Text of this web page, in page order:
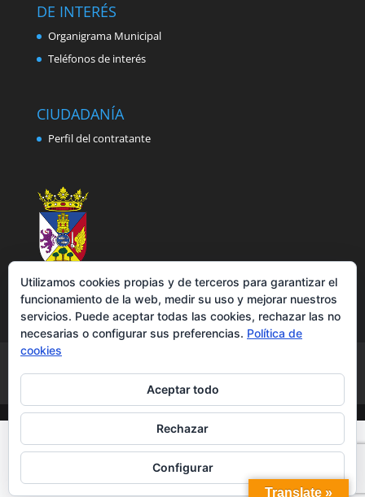
DE INTERÉS
Organigrama Municipal
Teléfonos de interés
CIUDADANÍA
Perfil del contratante
Política de cookies
Accesibilidad
Translate »
Utilizamos cookies propias y de terceros para garantizar el
funcionamiento de la web, medir su uso y mejorar nuestros
servicios. Puede aceptar todas las cookies, rechazar las no
necesarias o configurar sus preferencias. Política de
cookies
Aceptar todo
Rechazar
Configurar